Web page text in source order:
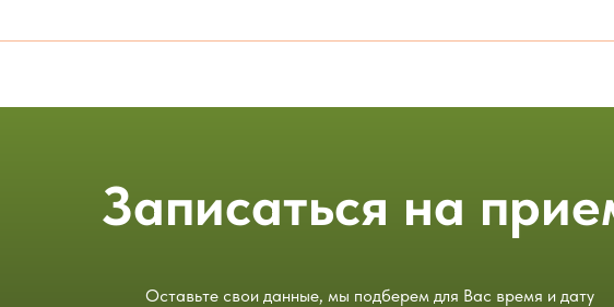
Записаться на
Оставьте свои данные, мы подберем для Вас время и дату